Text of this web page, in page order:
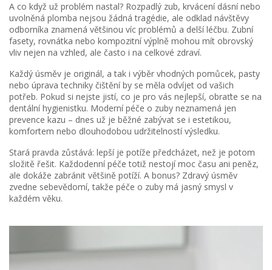
A co když už problém nastal? Rozpadlý zub, krvácení dásní nebo
uvolněná plomba nejsou žádná tragédie, ale odklad návštěvy
odborníka znamená většinou víc problémů a delší léčbu. Zubní
fasety, rovnátka nebo kompozitní výplně mohou mít obrovský
vliv nejen na vzhled, ale často i na celkové zdraví.
Každý úsměv je originál, a tak i výběr vhodných pomůcek, pasty
nebo úprava techniky čištění by se měla odvíjet od vašich
potřeb. Pokud si nejste jistí, co je pro vás nejlepší, obraťte se na
dentální hygienistku. Moderní péče o zuby neznamená jen
prevence kazu – dnes už je běžné zabývat se i estetikou,
komfortem nebo dlouhodobou udržitelností výsledku.
Stará pravda zůstává: lepší je potíže předcházet, než je potom
složitě řešit. Každodenní péče totiž nestojí moc času ani peněz,
ale dokáže zabránit většině potíží. A bonus? Zdravý úsměv
zvedne sebevědomí, takže péče o zuby má jasný smysl v
každém věku.